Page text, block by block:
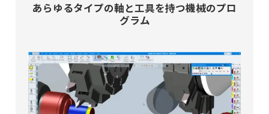
あらゆるタイプの軸と工具を持つ機械のプロ
グラム